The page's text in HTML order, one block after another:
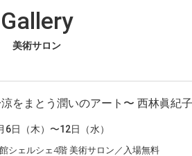
Gallery
美術サロン
をまとう潤いのアート〜 西林眞紀
6日（木）〜12日（水）
シェルシェ4階 美術サロン／入場無料